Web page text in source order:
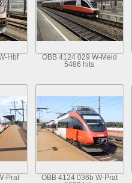
Hbf
OBB 4124 029 W-Meid
5486 hits
Prat
OBB 4124 036b W-Prat